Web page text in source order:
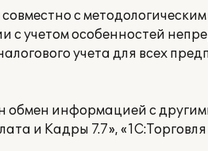
с
с учетом особенностей
учета для всех
информацией с
и Кадры 7.7», «1С:Торговля